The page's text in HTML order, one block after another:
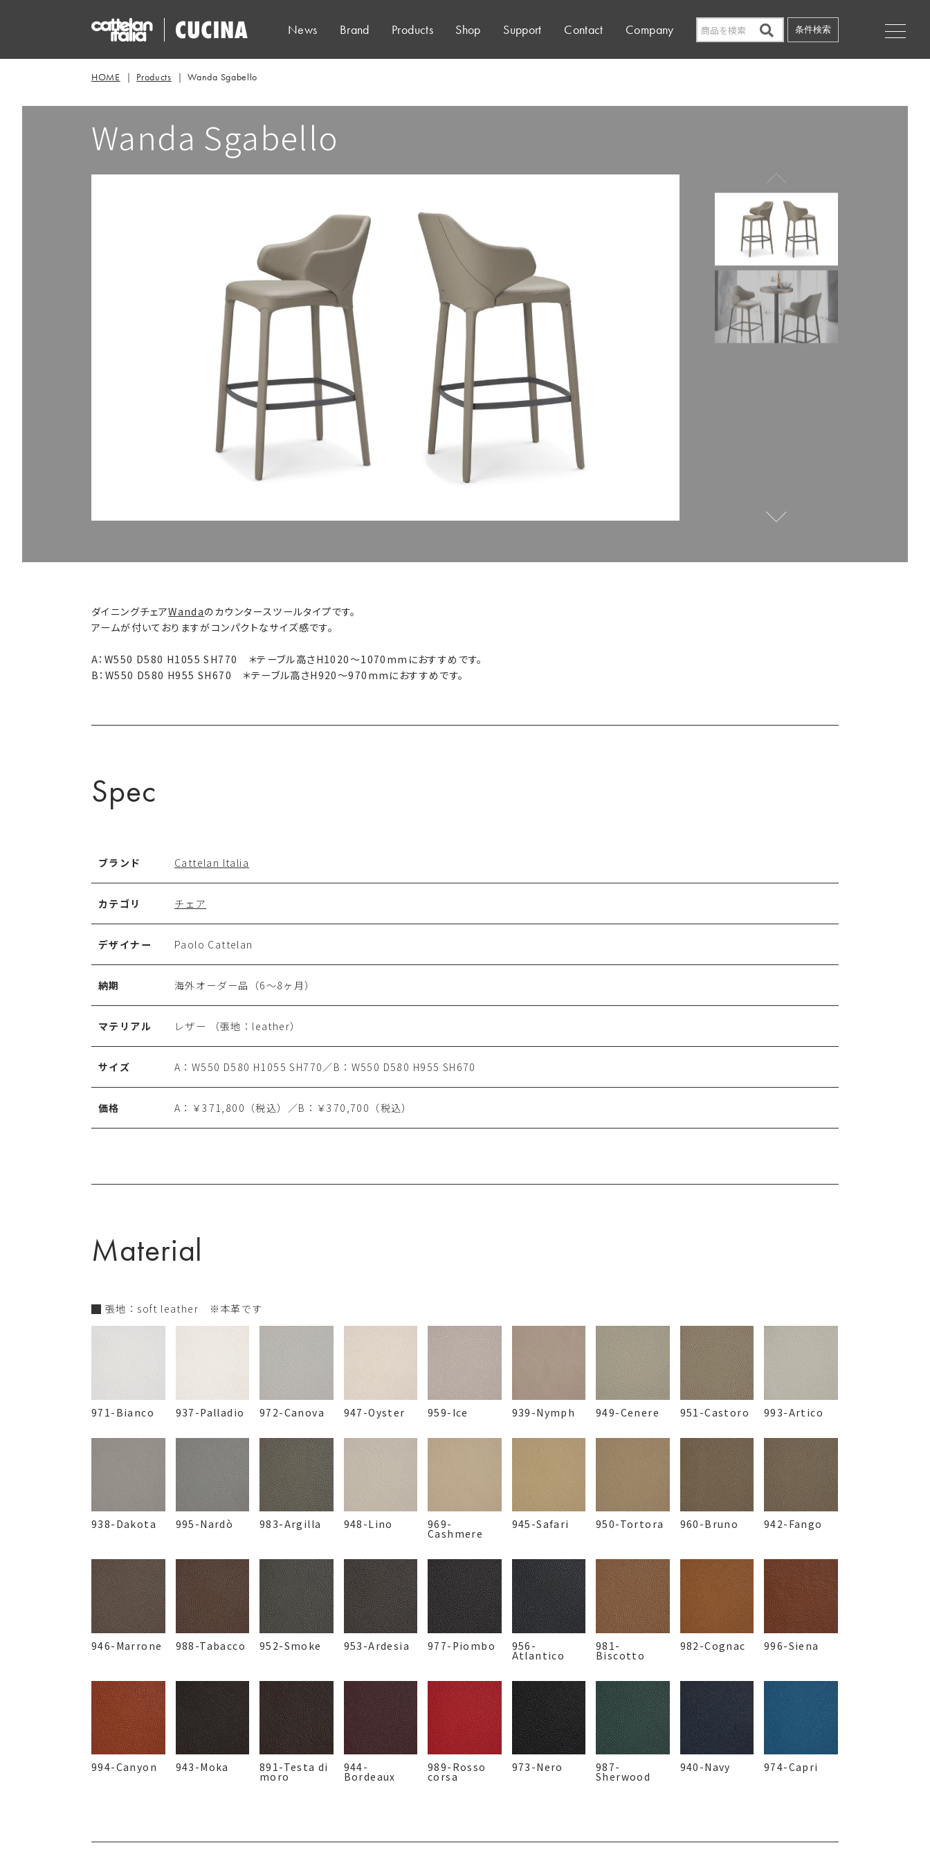
News Brand Products Shop Support Contact Company 条件検索
HOME Products Wanda Sgabello
Wanda Sgabello
ダイニングチェアWandaのカウンタースツールタイプです。
アームが付いておりますがコンパクトなサイズ感です。
A：W550 D580 H1055 SH770 ＊テーブル高さH1020～1070mmにおすすめです。
B：W550 D580 H955 SH670 ＊テーブル高さH920～970mmにおすすめです。
Spec
ブランド Cattelan Italia
カテゴリ チェア
デザイナー Paolo Cattelan
納期 海外オーダー品（6～8ヶ月）
マテリアル レザー （張地：leather）
サイズ A：W550 D580 H1055 SH770／B：W550 D580 H955 SH670
価格 A：￥371,800（税込）／B：￥370,700（税込）
Material
張地：soft leather ※本革です
971-Bianco 937-Palladio 972-Canova 947-Oyster 959-Ice 939-Nymph 949-Cenere 951-Castoro 993-Artico
938-Dakota 995-Nardò 983-Argilla 948-Lino 969-
Cashmere
945-Safari 950-Tortora 960-Bruno 942-Fango
946-Marrone 988-Tabacco 952-Smoke 953-Ardesia 977-Piombo 956-
Atlantico
981-
Biscotto
982-Cognac 996-Siena
994-Canyon 943-Moka 891-Testa di
moro
944-
Bordeaux
989-Rosso
corsa
973-Nero 987-
Sherwood
940-Navy 974-Capri